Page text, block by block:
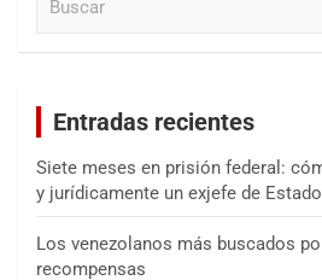
Entradas recientes
Siete meses en prisión federal:
y jurídicamente un exjefe de Estado
Los venezolanos más buscados
recompensas